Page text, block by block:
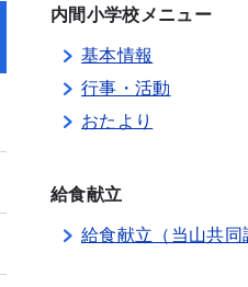
内間小学校メニュー
基本情報
行事・活動
おたより
給食献立
給食献立（当山共同